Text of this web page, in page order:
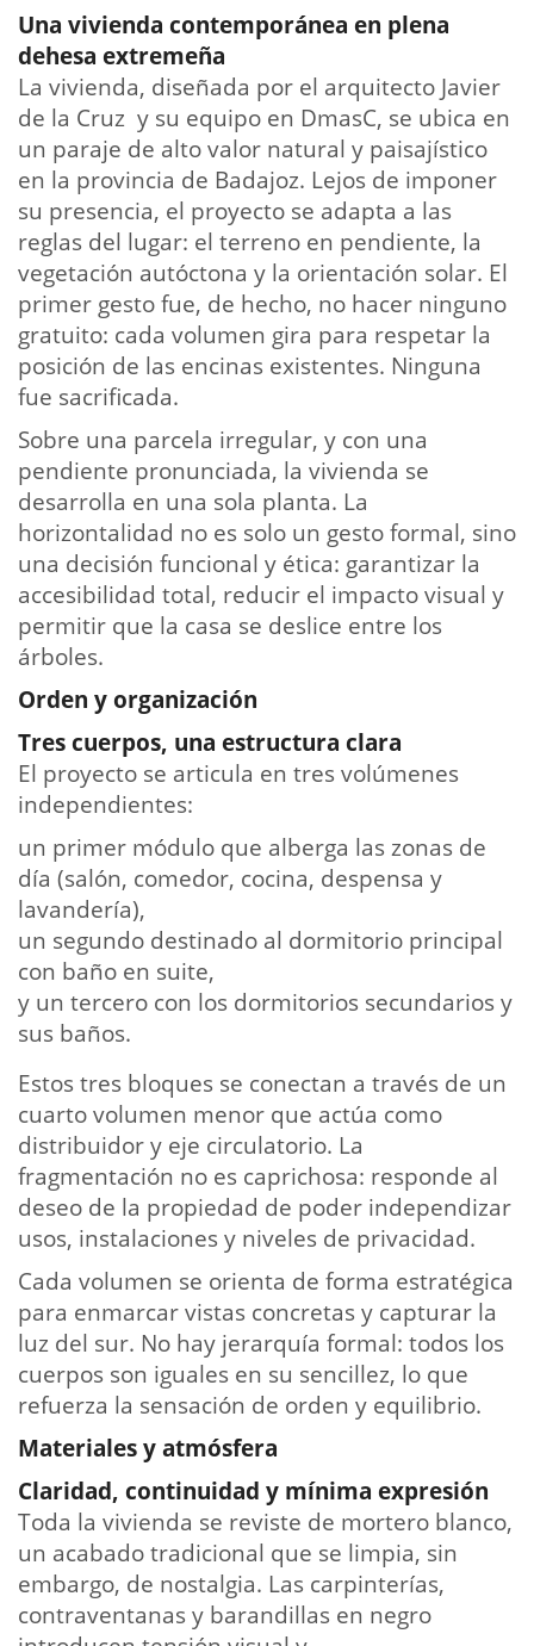
Una vivienda contemporánea en plena
dehesa extremeña
La vivienda, diseñada por el arquitecto Javier
de la Cruz y su equipo en DmasC, se ubica en
un paraje de alto valor natural y paisajístico
en la provincia de Badajoz. Lejos de imponer
su presencia, el proyecto se adapta a las
reglas del lugar: el terreno en pendiente, la
vegetación autóctona y la orientación solar. El
primer gesto fue, de hecho, no hacer ninguno
gratuito: cada volumen gira para respetar la
posición de las encinas existentes. Ninguna
fue sacrificada.
Sobre una parcela irregular, y con una
pendiente pronunciada, la vivienda se
desarrolla en una sola planta. La
horizontalidad no es solo un gesto formal, sino
una decisión funcional y ética: garantizar la
accesibilidad total, reducir el impacto visual y
permitir que la casa se deslice entre los
árboles.
Orden y organización
Tres cuerpos, una estructura clara
El proyecto se articula en tres volúmenes
independientes:
un primer módulo que alberga las zonas de
día (salón, comedor, cocina, despensa y
lavandería),
un segundo destinado al dormitorio principal
con baño en suite,
y un tercero con los dormitorios secundarios y
sus baños.
Estos tres bloques se conectan a través de un
cuarto volumen menor que actúa como
distribuidor y eje circulatorio. La
fragmentación no es caprichosa: responde al
deseo de la propiedad de poder independizar
usos, instalaciones y niveles de privacidad.
Cada volumen se orienta de forma estratégica
para enmarcar vistas concretas y capturar la
luz del sur. No hay jerarquía formal: todos los
cuerpos son iguales en su sencillez, lo que
refuerza la sensación de orden y equilibrio.
Materiales y atmósfera
Claridad, continuidad y mínima expresión
Toda la vivienda se reviste de mortero blanco,
un acabado tradicional que se limpia, sin
embargo, de nostalgia. Las carpinterías,
contraventanas y barandillas en negro